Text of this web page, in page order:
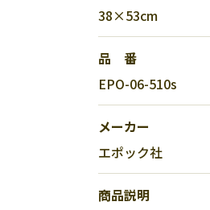
38×53cm
品 番
EPO-06-510s
メーカー
エポック社
商品説明